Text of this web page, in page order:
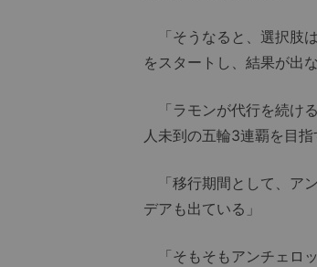
「そうなると、選択肢
をスタートし、結果が出
「ラモンが代行を続け
人未到の五輪3連覇を目指
「移行期間として、ア
デアも出ている」
「そもそもアンチェロ